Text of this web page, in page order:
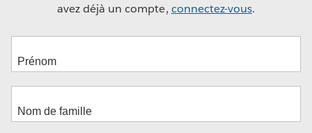
avez déjà un compte, connectez-vous.